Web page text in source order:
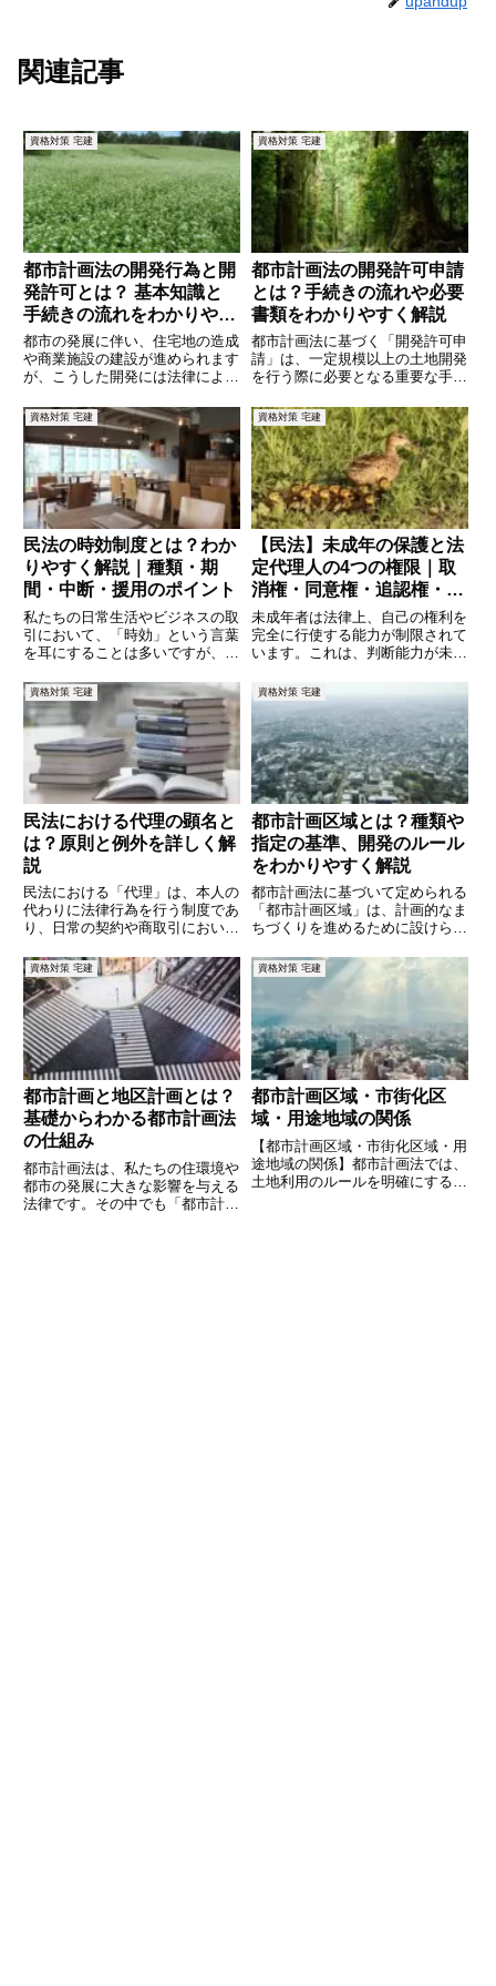
関連記事
資格対策 宅建
都市計画法の開発行為と開
発許可とは？ 基本知識と
手続きの流れをわかりやす
く解説！
都市の発展に伴い、住宅地の造成
や商業施設の建設が進められます
が、こうした開発には法律による
市計画法における「開発行為」と
「開発許可」は、適正な都市づく
りを進めるための重要な制度で
す。しかし、「開発行為とは何
か？
資格対策 宅建
都市計画法の開発許可申請
とは？手続きの流れや必要
書類をわかりやすく解説
都市計画法に基づく「開発許可申
請」は、一定規模以上の土地開発
を行う際に必要となる重要な手続
計画的な都市整備が進められ、無
秩序な開発を防ぐことができま
す。しかし、申請には多くの要件
や審査基準があり、手続きの流れ
や
資格対策 宅建
民法の時効制度とは？わか
りやすく解説｜種類・期
間・中断・援用のポイント
私たちの日常生活やビジネスの取
引において、「時効」という言葉
を耳にすることは多いですが、そ
いる人は意外に少ないかもしれま
せん。時効制度は、法律関係を安
定させ、不必要な紛争を防ぐため
に重要な役割を果たします。本記
資格対策 宅建
【民法】未成年の保護と法
定代理人の4つの権限｜取
消権・同意権・追認権・代
理権をわかりやすく解説
未成年者は法律上、自己の権利を
完全に行使する能力が制限されて
います。これは、判断能力が未熟
やトラブルから守るための制度で
す。そこで、親権者や未成年後見
人といった「法定代理人」が未成
年者をサポートする仕組みが用意
資格対策 宅建
民法における代理の顕名と
は？原則と例外を詳しく解
説
民法における「代理」は、本人の
代わりに法律行為を行う制度であ
り、日常の契約や商取引において
も「顕名（けんめい）」は、代理
制度を適切に機能させるために重
要な原則です。しかし、顕名の原
則には例外も存在し、場合によっ
資格対策 宅建
都市計画区域とは？種類や
指定の基準、開発のルール
をわかりやすく解説
都市計画法に基づいて定められる
「都市計画区域」は、計画的なま
ちづくりを進めるために設けられ
利用の適正化を図るために、さま
ざまな制限やルールが適用されま
す。しかし、「そもそも都市計画
区域とは何か？」「どんな種類が
資格対策 宅建
都市計画と地区計画とは？
基礎からわかる都市計画法
の仕組み
都市計画法は、私たちの住環境や
都市の発展に大きな影響を与える
法律です。その中でも「都市計
資格対策 宅建
都市計画区域・市街化区
域・用途地域の関係
【都市計画区域・市街化区域・用
途地域の関係】都市計画法では、
土地利用のルールを明確にするた